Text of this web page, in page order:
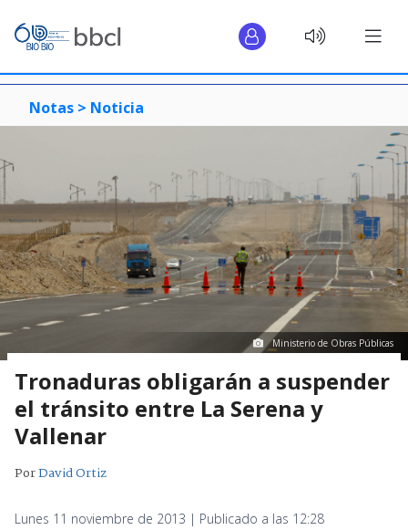
Notas > Noticia
Ministerio de Obras Públicas
Tronaduras obligarán a suspender
el tránsito entre La Serena y
Vallenar
PorDavid Ortiz
Lunes 11 noviembre de 2013 | Publicado a las 12:28